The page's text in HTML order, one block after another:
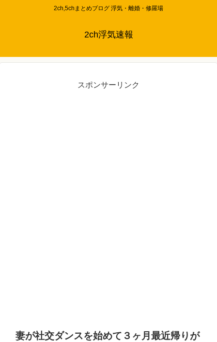
2ch,5chまとめブログ 浮気・離婚・修羅場
2ch浮気速報
スポンサーリンク
妻が社交ダンスを始めて３ヶ月最近帰りが